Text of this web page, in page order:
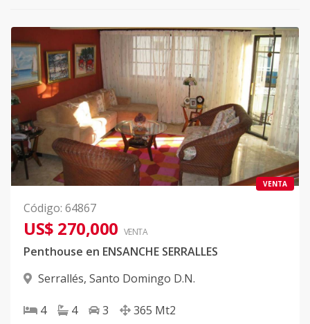
VENTA
Código: 64867
US$ 270,000 VENTA
Penthouse en ENSANCHE SERRALLES
Serrallés, Santo Domingo D.N.
4 4 3 365 Mt2